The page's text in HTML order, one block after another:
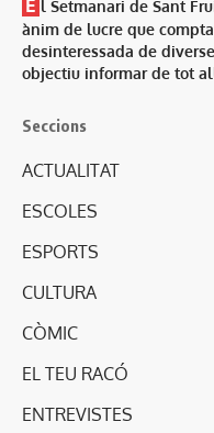
E l Setmanari de Sant
ànim de lucre que
desinteressada de
objectiu informar de tot
Seccions
ACTUALITAT
ESCOLES
ESPORTS
CULTURA
CÒMIC
EL TEU RACÓ
ENTREVISTES